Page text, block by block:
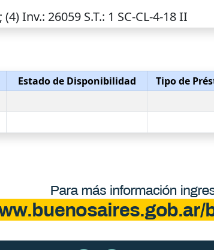
(4)Inv.: 26059 S.T.: 1 SC-CL-4-18 II
Estado de Disponibilidad Tipo de